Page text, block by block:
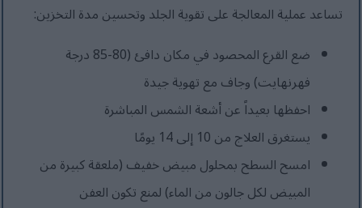
تساعد عملية المعالجة على تقوية الجلد وتحسين مدة التخزين:
ضع القرع المحصود في مكان دافئ (80-85 درجة
فهرنهايت) وجاف مع تهوية جيدة
احفظها بعيداً عن أشعة الشمس المباشرة
يستغرق العلاج من 10 إلى 14 يومًا
امسح السطح بمحلول مبيض خفيف (ملعقة كبيرة من
المبيض لكل جالون من الماء) لمنع تكون العفن